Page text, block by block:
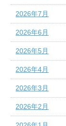
2026年7月
2026年6月
2026年5月
2026年4月
2026年3月
2026年2月